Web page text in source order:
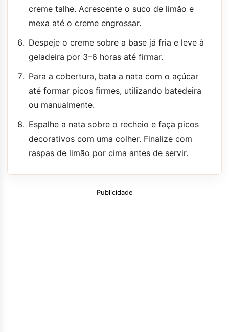
creme talhe. Acrescente o suco de limão e
mexa até o creme engrossar.
Despeje o creme sobre a base já fria e leve à
geladeira por 3–6 horas até firmar.
Para a cobertura, bata a nata com o açúcar
até formar picos firmes, utilizando batedeira
ou manualmente.
Espalhe a nata sobre o recheio e faça picos
decorativos com uma colher. Finalize com
raspas de limão por cima antes de servir.
Publicidade